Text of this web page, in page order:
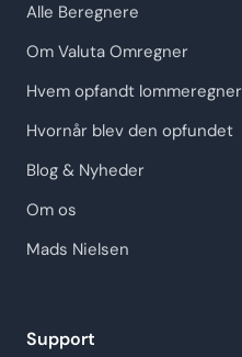
Alle Beregnere
Om Valuta Omregner
Hvem opfandt lommeregner
Hvornår blev den opfundet
Blog & Nyheder
Om os
Mads Nielsen
Support